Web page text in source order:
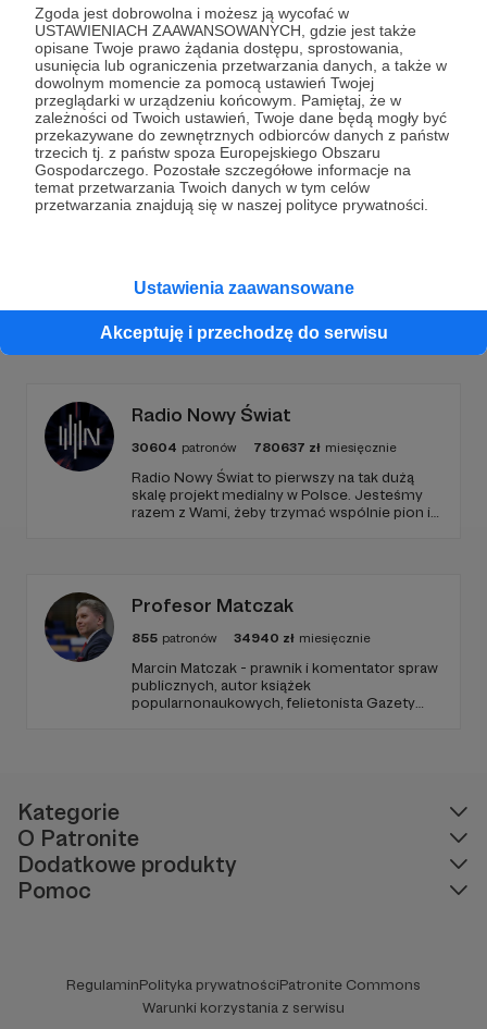
Zgoda jest dobrowolna i możesz ją wycofać w
USTAWIENIACH ZAAWANSOWANYCH, gdzie jest także
opisane Twoje prawo żądania dostępu, sprostowania,
usunięcia lub ograniczenia przetwarzania danych, a także w
dowolnym momencie za pomocą ustawień Twojej
przeglądarki w urządzeniu końcowym. Pamiętaj, że w
zależności od Twoich ustawień, Twoje dane będą mogły być
przekazywane do zewnętrznych odbiorców danych z państw
trzecich tj. z państw spoza Europejskiego Obszaru
Gospodarczego. Pozostałe szczegółowe informacje na
temat przetwarzania Twoich danych w tym celów
przetwarzania znajdują się w naszej polityce prywatności.
Ustawienia zaawansowane
Akceptuję i przechodzę do serwisu
Dołącz do grona Patronów!
Wesprzyj działalność AutoraMarcin Ogdowski
już
teraz!
Zostań Patronem
Promowani autorzy
Radio Nowy Świat
30604 patronów 780637 zł miesięcznie
Radio Nowy Świat to pierwszy na tak dużą
skalę projekt medialny w Polsce. Jesteśmy
razem z Wami, żeby trzymać wspólnie pion i
Profesor Matczak
855 patronów 34940 zł miesięcznie
Marcin Matczak - prawnik i komentator spraw
publicznych, autor książek
popularnonaukowych, felietonista Gazety
Kategorie
O Patronite
Dodatkowe produkty
Pomoc
RegulaminPolityka prywatnościPatronite Commons
Warunki korzystania z serwisu